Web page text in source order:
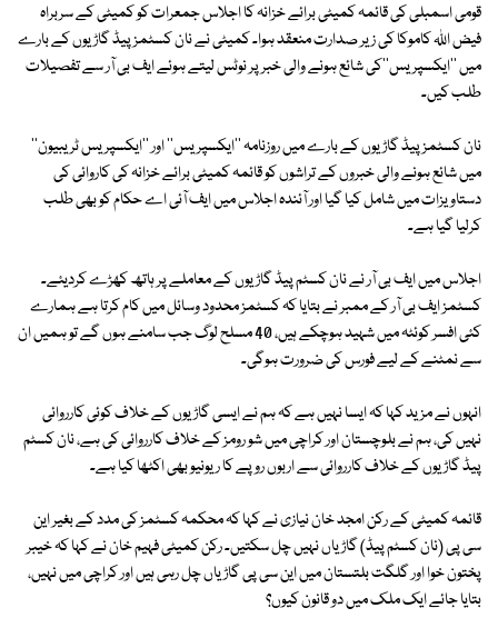
قومی اسمبلی کی قائمہ کمیٹی برائے خزانہ کا اجلاس جمعرات کو کمیٹی کے سربراہ
فیض اللہ کاموکا کی زیر صدارت منعقد ہوا۔ کمیٹی نے نان کسٹمز پیڈ گاڑیوں کے بارے
میں ''ایکسپریس''کی شائع ہونے والی خبر پر نوٹس لیتے ہوئے ایف بی آر سے تفصیلات
طلب کیں۔
نان کسٹمز پیڈ گاڑیوں کے بارے میں روزنامہ ''ایکسپریس'' اور ''ایکسپریس ٹریبیون''
میں شائع ہونے والی خبروں کے تراشوں کو قائمہ کمیٹی برائے خزانہ کی کاروائی کی
دستاویزات میں شامل کیا گیا اور آئندہ اجلاس میں ایف آئی اے حکام کو بھی طلب
کرلیا گیا ہے۔
اجلاس میں ایف بی آر نے نان کسٹم پیڈ گاڑیوں کے معاملے پر ہاتھ کھڑے کردیئے۔
کسٹمز ایف بی آر کے ممبر نے بتایا کہ کسٹمز محدود وسائل میں کام کرتا ہے ہمارے
کئی افسر کوئٹہ میں شہید ہوچکے ہیں، 40 مسلح لوگ جب سامنے ہوں گے تو ہمیں ان
سے نمٹنے کے لیے فورس کی ضرورت ہوگی۔
انہوں نے مزید کہا کہ ایسا نہیں ہے کہ ہم نے ایسی گاڑیوں کے خلاف کوئی کارروائی
نہیں کی، ہم نے بلوچستان اور کراچی میں شو رومز کے خلاف کارروائی کی ہے، نان کسٹم
پیڈ گاڑیوں کے خلاف کارروائی سے اربوں روپے کا ریونیو بھی اکٹھا کیا ہے۔
قائمہ کمیٹی کے رکن امجد خان نیازی نے کہا کہ محکمہ کسٹمز کی مدد کے بغیر این
سی پی (نان کسٹم پیڈ) گاڑیاں نہیں چل سکتیں۔ رکن کمیٹی فہیم خان نے کہا کہ خیبر
پختون خوا اور گلگت بلتستان میں این سی پی گاڑیاں چل رہی ہیں اور کراچی میں نہیں،
بتایا جائے ایک ملک میں دو قانون کیوں؟